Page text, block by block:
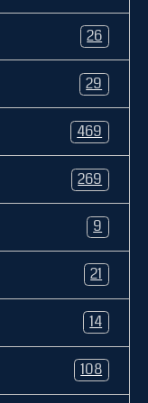
26
29
469
269
9
21
14
108